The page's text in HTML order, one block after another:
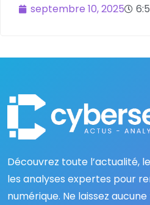
septembre 10, 2025
Découvrez toute l’actualité,
les analyses expertes pour
numérique. Ne laissez